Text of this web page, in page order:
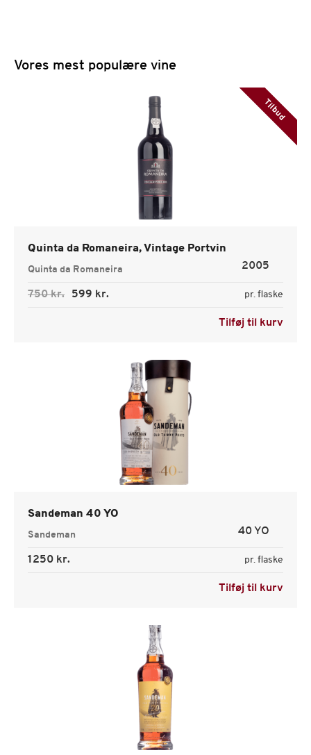
Vores mest populære vine
Tilbud
Quinta da Romaneira, Vintage Portvin
Quinta da Romaneira 2005
750 kr. 599 kr. pr. flaske
Tilføj til kurv
Sandeman 40 YO
Sandeman 40 YO
1250 kr. pr. flaske
Tilføj til kurv